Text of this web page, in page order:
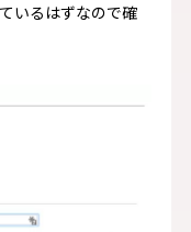
いるはずなので確